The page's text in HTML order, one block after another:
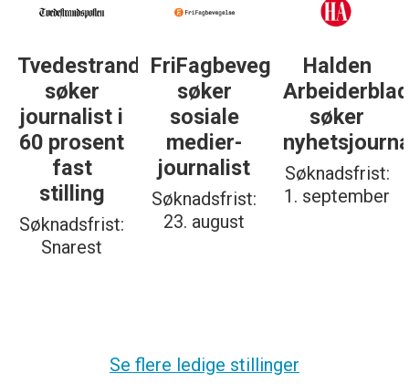
Tvedestrandsposten
søker
journalist i
60 prosent
fast
stilling
Søknadsfrist:
Snarest
FriFagbevegelse
søker
sosiale
medier-
journalist
Søknadsfrist:
23. august
Halden
Arbeiderblad
søker
Søknadsfrist:
1. september
Se flere ledige stillinger